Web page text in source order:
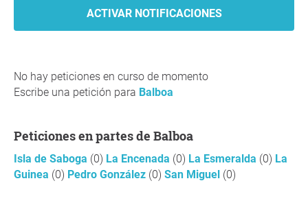
No hay peticiones en curso de momento
Escribe una petición para Balboa
Peticiones en partes de Balboa
Isla de Saboga (0) La Encenada (0) La Esmeralda (0) La
Guinea (0) Pedro González (0) San Miguel (0)